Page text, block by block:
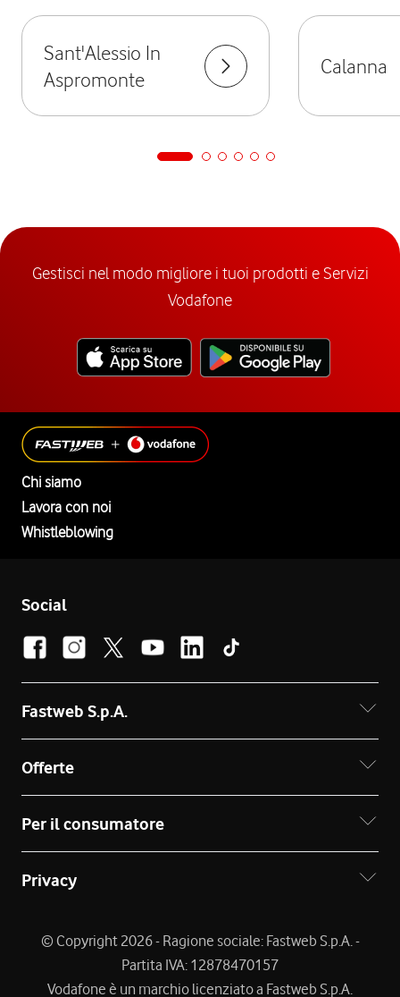
Sant'Alessio In
Aspromonte
Calanna
Gestisci nel modo migliore i tuoi prodotti e Servizi
Vodafone
Chi siamo
Lavora con noi
Whistleblowing
Social
Fastweb S.p.A.
Offerte
Per il consumatore
Privacy
© Copyright 2026 - Ragione sociale: Fastweb S.p.A. -
Partita IVA: 12878470157
Vodafone è un marchio licenziato a Fastweb S.p.A.